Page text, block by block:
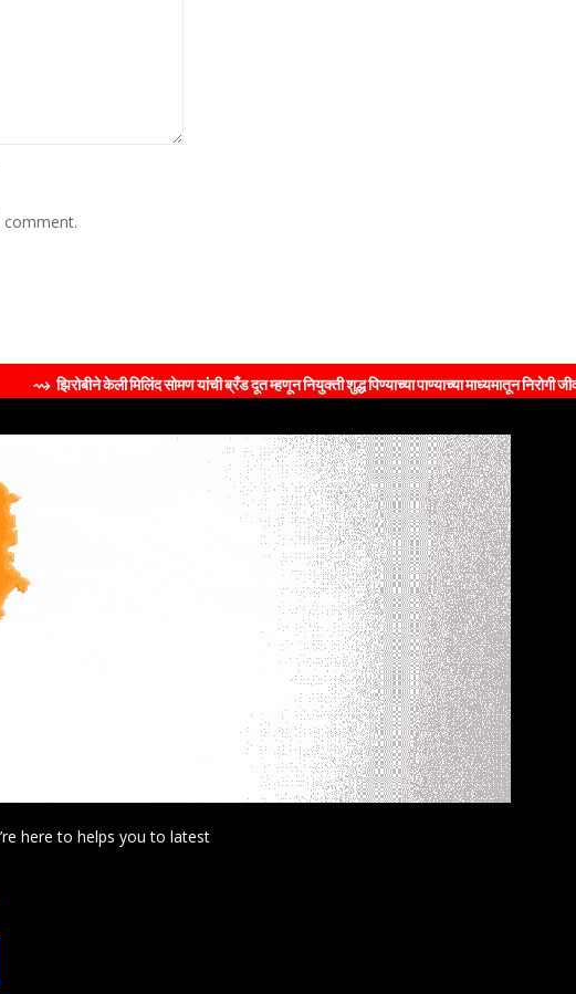
comment.
केली मिलिंद सोमण यांची ब्रँड दूत म्हणून नियुक्ती शुद्ध पिण्याच्या पाण्याच्या माध्यमातून निरोगी
here to helps you to latest